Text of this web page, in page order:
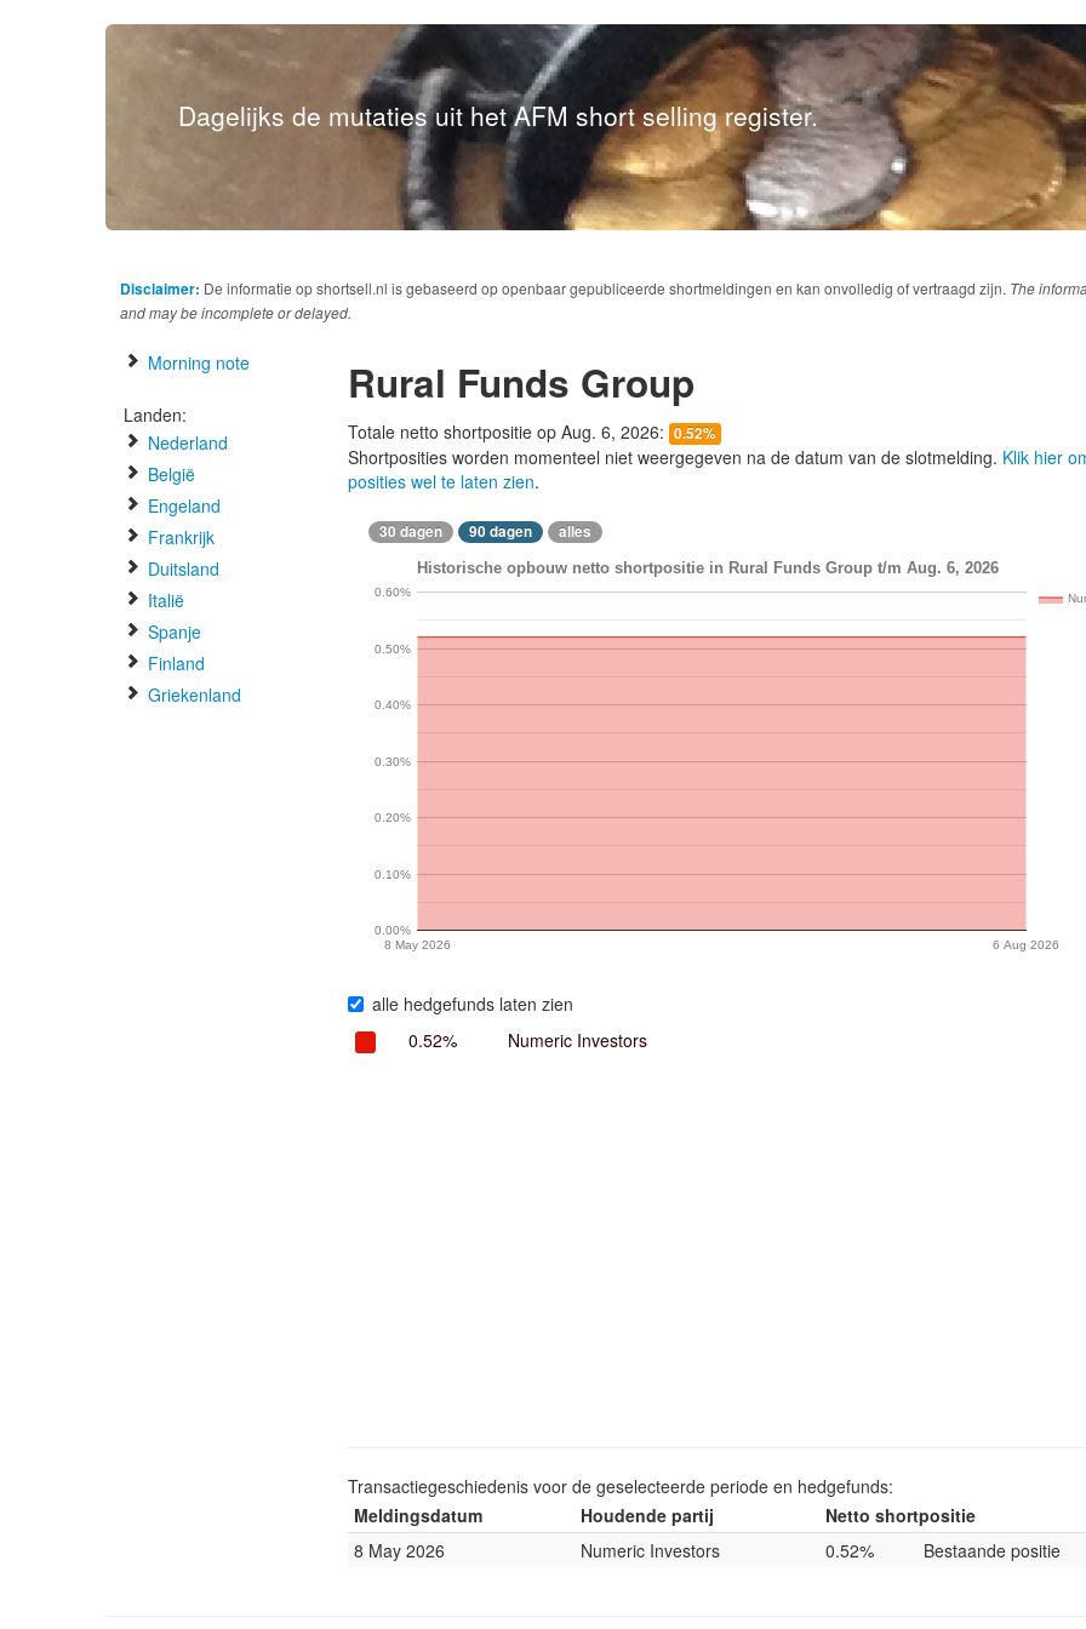
Dagelijks de mutaties uit het AFM short selling register.
Disclaimer: De informatie op shortsell.nl is gebaseerd op openbaar gepubliceerde shortmeldingen en kan onvolledig of vertraagd zijn. The
and may be incomplete or delayed.
Morning note
Landen:
Nederland
België
Engeland
Frankrijk
Duitsland
Italië
Spanje
Finland
Griekenland
Rural Funds Group
Totale netto shortpositie op Aug. 6, 2026: 0.52%
Shortposities worden momenteel niet weergegeven na de datum van de slotmelding. Klik hier
posities wel te laten zien.
30 dagen 90 dagen alles
Historische opbouw netto shortpositie in Rural Funds Group t/m Aug. 6, 2026
8 May 2026 6 Aug 2026
0.00%
0.10%
0.20%
0.30%
0.40%
0.50%
0.60%
alle hedgefunds laten zien
0.52%
Numeric Investors
Transactiegeschiedenis voor de geselecteerde periode en hedgefunds:
Meldingsdatum
Houdende partij
Netto shortpositie
8 May 2026
Numeric Investors 0.52% Bestaande positie